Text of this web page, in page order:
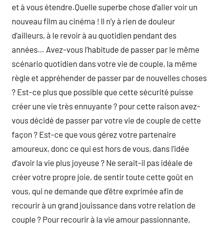
et à vous étendre.Quelle superbe chose d’aller voir un
nouveau film au cinéma ! Il n’y à rien de douleur
d’ailleurs, à le revoir à au quotidien pendant des
années… Avez-vous l’habitude de passer par le même
scénario quotidien dans votre vie de couple, la même
règle et appréhender de passer par de nouvelles choses
? Est-ce plus que possible que cette sécurité puisse
créer une vie très ennuyante ? pour cette raison avez-
vous décidé de passer par votre vie de couple de cette
façon ? Est-ce que vous gérez votre partenaire
amoureux, donc ce qui est hors de vous, dans l’idée
d’avoir la vie plus joyeuse ? Ne serait-il pas idéale de
créer votre propre joie, de sentir toute cette goût en
vous, qui ne demande que d’être exprimée afin de
recourir à un grand jouissance dans votre relation de
couple ? Pour recourir à la vie amour passionnante,